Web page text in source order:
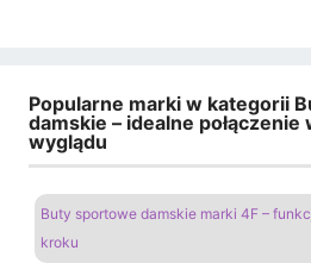
Popularne marki w kategorii
damskie – idealne
wyglądu
Buty sportowe damskie marki 4F –
kroku